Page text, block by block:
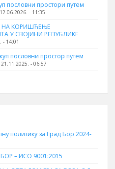
пословни простори путем
12.06.2026. - 11:35
НА КОРИШЋЕЊЕ
У СВОЈИНИ РЕПУБЛИКЕ
- 14:01
пословни простор путем
21.11.2025. - 06:57
политику за Град Бор 2024-
– ИСО 9001:2015